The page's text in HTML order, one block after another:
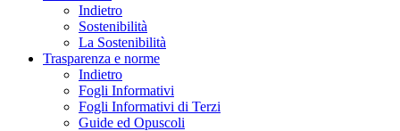
Indietro
Sostenibilità
La Sostenibilità
Trasparenza e norme
Indietro
Fogli Informativi
Fogli Informativi di Terzi
Guide ed Opuscoli